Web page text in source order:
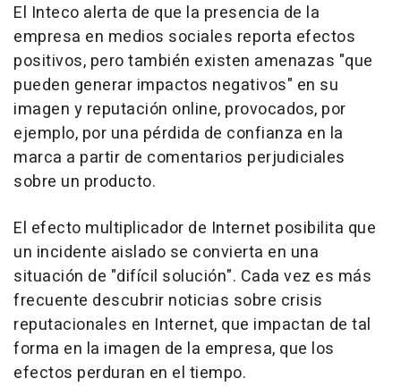
El Inteco alerta de que la presencia de la
empresa en medios sociales reporta efectos
positivos, pero también existen amenazas "que
pueden generar impactos negativos" en su
imagen y reputación online, provocados, por
ejemplo, por una pérdida de confianza en la
marca a partir de comentarios perjudiciales
sobre un producto.
El efecto multiplicador de Internet posibilita que
un incidente aislado se convierta en una
situación de "difícil solución". Cada vez es más
frecuente descubrir noticias sobre crisis
reputacionales en Internet, que impactan de tal
forma en la imagen de la empresa, que los
efectos perduran en el tiempo.